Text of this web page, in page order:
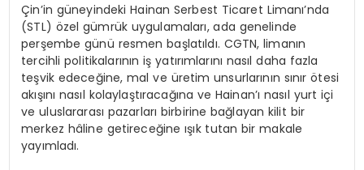
Çin’in güneyindekiHainan Serbest Ticaret Limanı’nda
(STL) özel gümrük uygulamaları, ada genelinde
perşembe günü resmen başlatıldı. CGTN, limanın
tercihli politikalarının iş yatırımlarını nasıl daha fazla
teşvik edeceğine, mal ve üretim unsurlarının sınır ötesi
akışını nasıl kolaylaştıracağına veHainan’ı nasıl yurt içi
ve uluslararası pazarları birbirine bağlayan kilit bir
merkez hâline getireceğine ışık tutan bir makale
yayımladı.